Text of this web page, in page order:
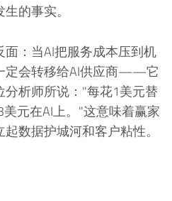
的事实。
：当AI把服务成本压到机
定会转移给AI供应商——它
析师所说："每花1美元替
元在AI上。"这意味着赢家
数据护城河和客户粘性。